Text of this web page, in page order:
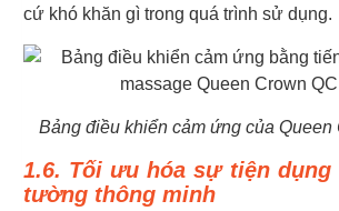
cứ khó khăn gì trong quá trình sử dụng.
Bảng điều khiển cảm ứng của Queen
1.6. Tối ưu hóa sự tiện
tường thông minh